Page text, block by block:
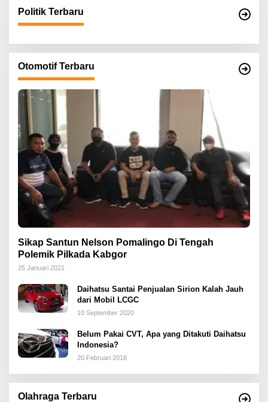
Politik Terbaru
Otomotif Terbaru
Sikap Santun Nelson Pomalingo Di Tengah
Polemik Pilkada Kabgor
25 Januari 2021
Daihatsu Santai Penjualan Sirion Kalah Jauh
dari Mobil LCGC
10 September 2020
Belum Pakai CVT, Apa yang Ditakuti Daihatsu
Indonesia?
20 Februari 2018
Olahraga Terbaru